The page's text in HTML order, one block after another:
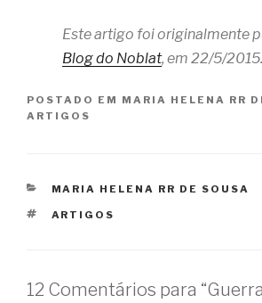
Este artigo foi originalmente
Blog do Noblat, em 22/5/2015.
POSTADO EM MARIA HELENA RR
ARTIGOS
CATEGORIAS
MARIA HELENA RR DE SOUSA
TAGS
ARTIGOS
12 Comentários para